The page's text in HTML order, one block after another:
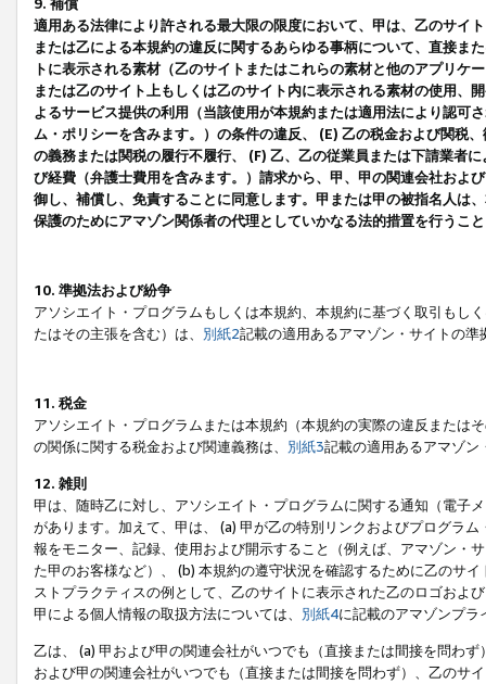
9. 補償
適用ある法律により許される最大限の限度において、甲は、乙のサイ
または乙による本規約の違反に関するあらゆる事柄について、直接ま
トに表示される素材（乙のサイトまたはこれらの素材と他のアプリ
または乙のサイト上もしくは乙のサイト内に表示される素材の使用、
よるサービス提供の利用（当該使用が本規約または適用法により認可
ム・ポリシーを含みます。）の条件の違反、 (E) 乙の税金および関税
の義務または関税の履行不履行、 (F) 乙、乙の従業員または下請業者
び経費（弁護士費用を含みます。）請求から、甲、甲の関連会社およ
御し、補償し、免責することに同意します。甲または甲の被指名人は
保護のためにアマゾン関係者の代理としていかなる法的措置を行うこ
10. 準拠法および紛争
アソシエイト・プログラムもしくは本規約、本規約に基づく取引もし
たはその主張を含む）は、 別紙2記載の適用あるアマゾン・サイトの
11. 税金
アソシエイト・プログラムまたは本規約（本規約の実際の違反または
の関係に関する税金および関連義務は、 別紙3記載の適用あるアマゾン
12. 雑則
甲は、随時乙に対し、アソシエイト・プログラムに関する通知（電子
があります。加えて、甲は、 (a) 甲が乙の特別リンクおよびプログラ
報をモニター、記録、使用および開示すること（例えば、アマゾン・
た甲のお客様など）、 (b) 本規約の遵守状況を確認するために乙のサ
ストプラクティスの例として、乙のサイトに表示された乙のロゴおよ
甲による個人情報の取扱方法については、 別紙4に記載のアマゾンプ
乙は、 (a) 甲および甲の関連会社がいつでも（直接または間接を問わ
および甲の関連会社がいつでも（直接または間接を問わず）、乙のサ